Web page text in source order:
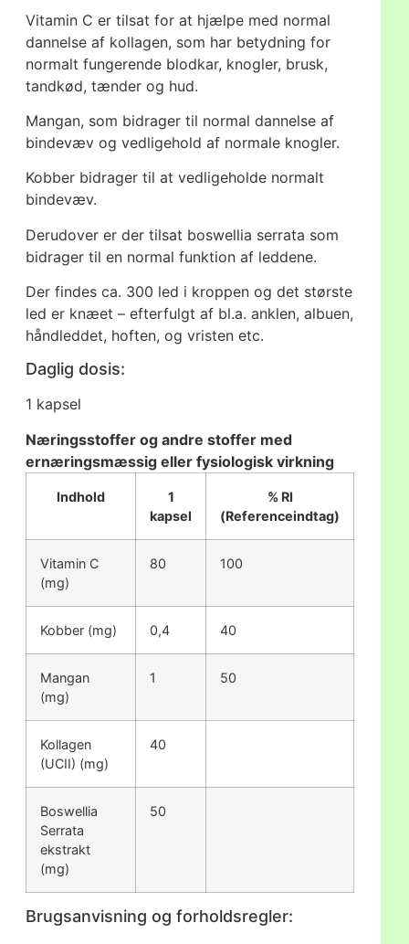
Vitamin C er tilsat for at hjælpe med normal
dannelse af kollagen, som har betydning for
normalt fungerende blodkar, knogler, brusk,
tandkød, tænder og hud.
Mangan, som bidrager til normal dannelse af
bindevæv og vedligehold af normale knogler.
Kobber bidrager til at vedligeholde normalt
bindevæv.
Derudover er der tilsat boswellia serrata som
bidrager til en normal funktion af leddene.
Der findes ca. 300 led i kroppen og det største
led er knæet – efterfulgt af bl.a. anklen, albuen,
håndleddet, hoften, og vristen etc.
Daglig dosis:
1 kapsel
Næringsstoffer og andre stoffer med
ernæringsmæssig eller fysiologisk virkning
Indhold
1
kapsel
% RI
(Referenceindtag)
Vitamin C
(mg)
80 100
Kobber (mg) 0,4 40
Mangan
(mg)
1 50
Kollagen
(UCII) (mg)
40
Boswellia
Serrata
ekstrakt
(mg)
50
Brugsanvisning og forholdsregler: